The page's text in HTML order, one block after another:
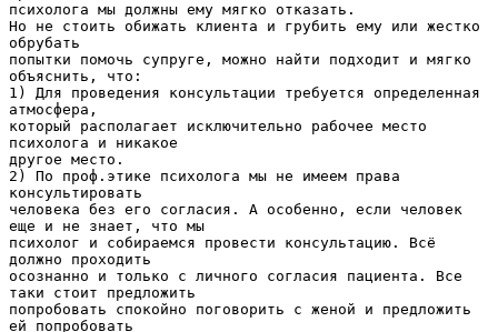
психолога мы должны ему мягко отказать.
Но не стоить обижать клиента и грубить ему или жестко
обрубать
попытки помочь супруге, можно найти подходит и мягко
объяснить, что:
1) Для проведения консультации требуется определенная
атмосфера,
который располагает исключительно рабочее место
психолога и никакое
другое место.
2) По проф.этике психолога мы не имеем права
консультировать
человека без его согласия. А особенно, если человек
еще и не знает, что мы
психолог и собираемся провести консультацию. Всё
должно проходить
осознанно и только с личного согласия пациента. Все
таки стоит предложить
попробовать спокойно поговорить с женой и предложить
ей попробовать